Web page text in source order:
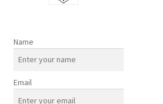
Name
Email